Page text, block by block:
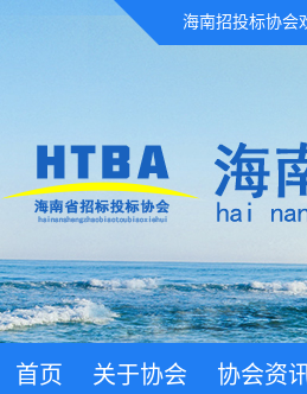
海南招投标协会
首页 关于协会 协会资